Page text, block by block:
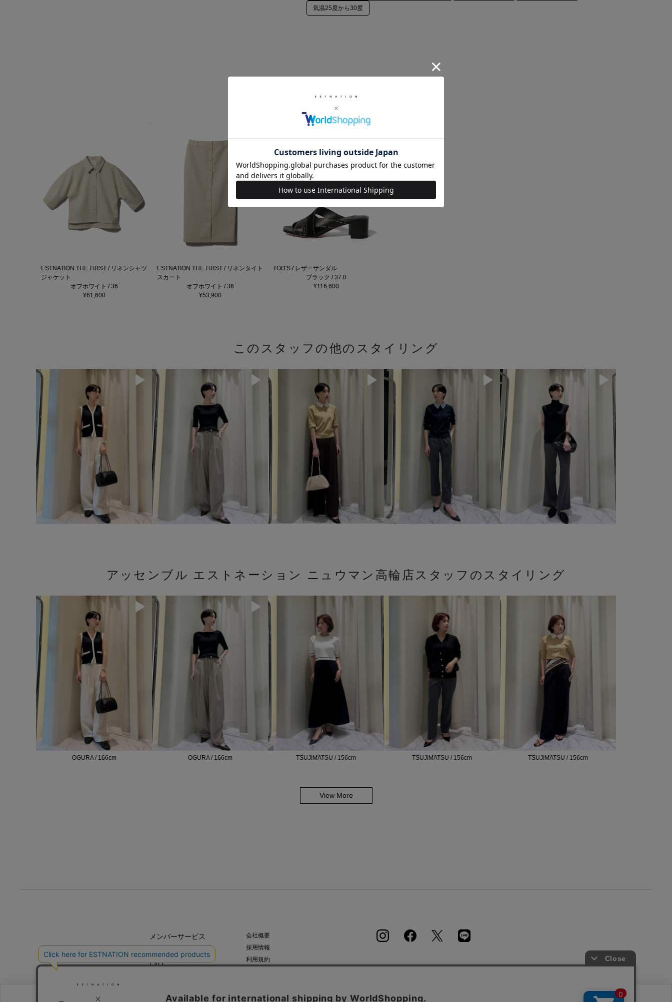
気温25度から30度
COORDINATE ITEMS
ESTNATION THE FIRST / リネンシャツ
ジャケット
オフホワイト / 36
¥61,600
ESTNATION THE FIRST / リネンタイト
スカート
オフホワイト / 36
¥53,900
TOD'S / レザーサンダル
ブラック / 37.0
¥116,600
このスタッフの他のスタイリング
アッセンブル エストネーション ニュウマン高輪店スタッフのスタイリング
OGURA / 166cm OGURA / 166cm TSUJIMATSU / 156cm TSUJIMATSU / 156cm TSUJIMATSU / 156cm
View More
メンバーサービス
FAQ
会社概要
採用情報
利用規約
クッキーポリシー